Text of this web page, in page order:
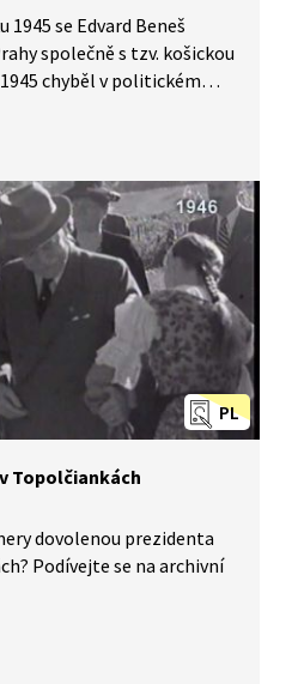
se Edvard Beneš
společně s tzv. košickou
chyběl v politickém
ale i Benešovými
jako byli například Rudolf
zemřeli ve vězení.
PL
Topolčiankách
dovolenou prezidenta
Podívejte se na archivní